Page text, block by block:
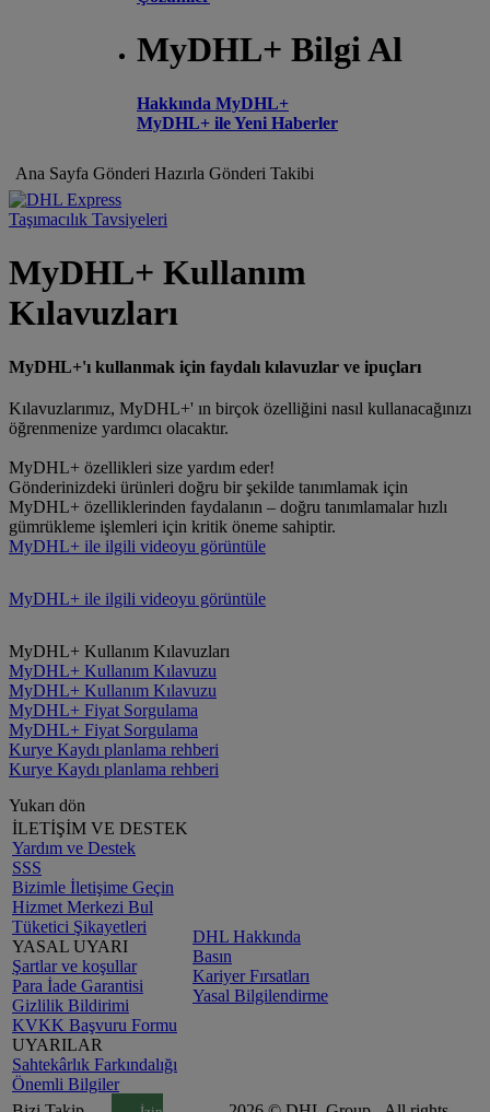
MyDHL+ Bilgi Al
Hakkında MyDHL+
MyDHL+ ile Yeni Haberler
Ana Sayfa Gönderi Hazırla Gönderi Takibi
Taşımacılık Tavsiyeleri
MyDHL+ Kullanım
Kılavuzları
MyDHL+'ı kullanmak için faydalı kılavuzlar ve ipuçları
Kılavuzlarımız, MyDHL+' ın birçok özelliğini nasıl kullanacağınızı
öğrenmenize yardımcı olacaktır.
MyDHL+ özellikleri size yardım eder!
Gönderinizdeki ürünleri doğru bir şekilde tanımlamak için
MyDHL+ özelliklerinden faydalanın – doğru tanımlamalar hızlı
gümrükleme işlemleri için kritik öneme sahiptir.
MyDHL+ ile ilgili videoyu görüntüle
MyDHL+ ile ilgili videoyu görüntüle
MyDHL+ Kullanım Kılavuzları
MyDHL+ Kullanım Kılavuzu
MyDHL+ Kullanım Kılavuzu
MyDHL+ Fiyat Sorgulama
MyDHL+ Fiyat Sorgulama
Kurye Kaydı planlama rehberi
Kurye Kaydı planlama rehberi
Yukarı dön
İLETİŞİM VE DESTEK
Yardım ve Destek
SSS
Bizimle İletişime Geçin
Hizmet Merkezi Bul
Tüketici Şikayetleri
YASAL UYARI
Şartlar ve koşullar
Para İade Garantisi
Gizlilik Bildirimi
KVKK Başvuru Formu
UYARILAR
Sahtekârlık Farkındalığı
Önemli Bilgiler
DHL Hakkında
Basın
Kariyer Fırsatları
Yasal Bilgilendirme